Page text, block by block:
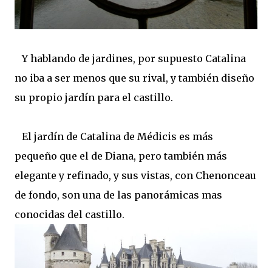
Y hablando de jardines, por supuesto Catalina
no iba a ser menos que su rival, y también diseño
su propio jardín para el castillo.
El jardín de Catalina de Médicis es más
pequeño que el de Diana, pero también más
elegante y refinado, y sus vistas, con Chenonceau
de fondo, son una de las panorámicas mas
conocidas del castillo.